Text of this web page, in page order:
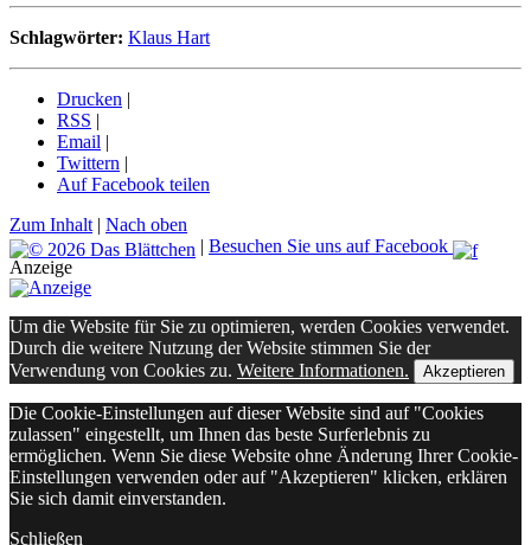
Schlagwörter: Klaus Hart
Drucken |
RSS |
Email |
Twittern |
Auf Facebook teilen
Zum Inhalt | Nach oben
| Besuchen Sie uns auf Facebook
Anzeige
Um die Website für Sie zu optimieren, werden Cookies verwendet.
Durch die weitere Nutzung der Website stimmen Sie der
Verwendung von Cookies zu. Weitere Informationen. Akzeptieren
Die Cookie-Einstellungen auf dieser Website sind auf "Cookies
zulassen" eingestellt, um Ihnen das beste Surferlebnis zu
ermöglichen. Wenn Sie diese Website ohne Änderung Ihrer Cookie-
Einstellungen verwenden oder auf "Akzeptieren" klicken, erklären
Sie sich damit einverstanden.
Schließen